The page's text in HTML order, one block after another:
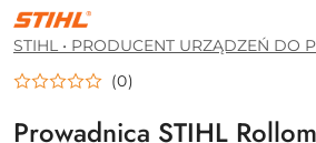
STIHL
•
PRODUCENT
URZĄDZEŃ
DO
PIELĘGNACJI
STIHL • PRODUCENT URZĄDZEŃ DO
(0)
Prowadnica STIHL